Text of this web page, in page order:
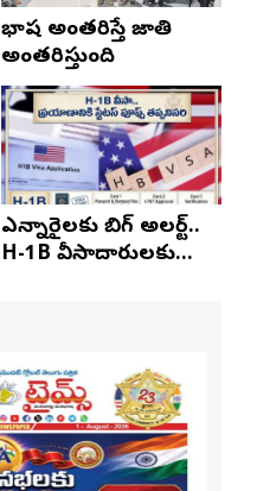
భాష అంతరిస్తే జాతి
అంతరిస్తుంది
ఎన్నారైలకు బిగ్ అలర్ట్..
H-1B వీసాదారులకు